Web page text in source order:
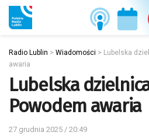
Radio Lublin > Wiadomości > Lubelska
awaria
Lubelska
Powodem awaria
27 grudnia 2025 / 20:49